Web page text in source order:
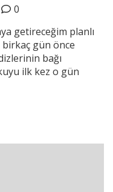
0
getireceğim planlı
birkaç gün önce
bağı
ilk kez o gün